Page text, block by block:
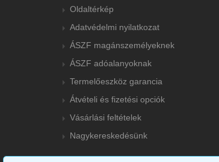
Oldaltérkép
Adatvédelmi nyilatkozat
ÁSZF magánszemélyeknek
ÁSZF adóalanyoknak
Termelőeszköz garancia
Átvételi és fizetési opciók
Vásárlási feltételek
Nagykereskedésünk